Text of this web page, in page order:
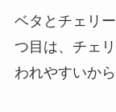
ベタとチェリ
つ目は、チェ
われやすいから